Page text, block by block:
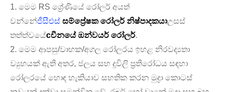
1. මෙම RS ශ්‍රේණියේ රෝලර් අයත්
වන්නේජීසීඑස් සම්ප්‍රේෂක රෝලර් නිෂ්පාදකයාඋසස්
තත්ත්වයේcචීනයේ ඔන්වයර් රෝලර්.
2. මෙම ආපසු/වාහක/අගල රෝලරය ඉහළ නිරවද්‍යතා
ව්‍යුහයක් ඇති අතර, ජලය සහ දූවිලි ප්‍රතිරෝධය සඳහා
රෝලරයේ හොඳ හැකියාව සහතික කරන මුද්‍රා කොටස්